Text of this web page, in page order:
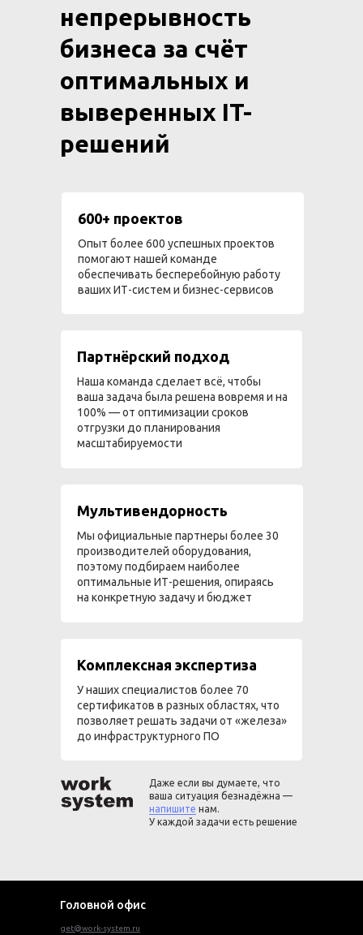
непрерывность
бизнеса за счёт
оптимальных и
выверенных IT-
решений
600+ проектов
Опыт более 600 успешных проектов
помогают нашей команде
обеспечивать бесперебойную работу
ваших ИТ-систем и бизнес-сервисов
Мультивендорность
Мы официальные партнеры более 30
производителей оборудования,
поэтому подбираем наиболее
оптимальные ИТ-решения, опираясь
на конкретную задачу и бюджет
Комплексная экспертиза
У наших специалистов более 70
сертификатов в разных областях, что
позволяет решать задачи от «железа»
до инфраструктурного ПО
Партнёрский подход
Наша команда сделает всё, чтобы
ваша задача была решена вовремя и на
100% — от оптимизации сроков
отгрузки до планирования
масштабируемости
Даже если вы думаете, что
ваша ситуация безнадёжна —
напишите нам.
У каждой задачи есть решение
get@work-system.ru
Головной офис